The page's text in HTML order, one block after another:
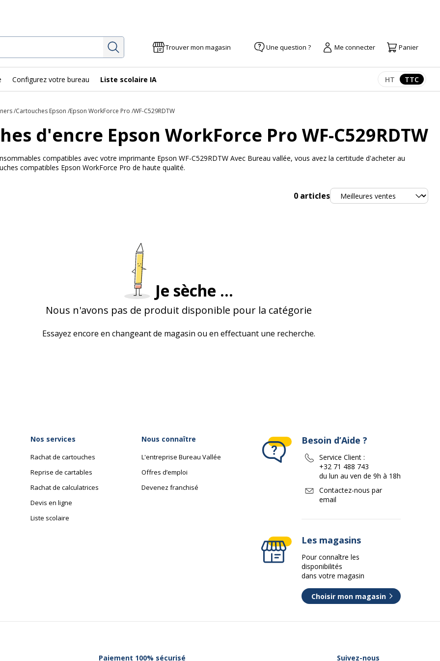
Rechercher Trouver mon magasin Une question ? Me connecter Panier
Configurez votre bureau Liste scolaire IA Afficher les
HT TTC
Cartouches Epson Epson WorkForce Pro WF-C529RDTW
d'encre Epson WorkForce Pro WF-C529RDTW
compatibles avec votre imprimante Epson WF-C529RDTW Avec Bureau vallée, vous avez la certitude d'acheter au
compatibles Epson WorkForce Pro de haute qualité.
0 articlesTrier
Je sèche ...
Nous n'avons pas de produit disponible pour la catégorie
Essayez encore en changeant de magasin ou en effectuant une recherche.
Nos services
Rachat de cartouches
Reprise de cartables
Rachat de calculatrices
Devis en ligne
Liste scolaire
Nous connaître
L'entreprise Bureau Vallée
Offres d’emploi
Devenez franchisé
Besoin d’Aide ?
Service Client :
+32 71 488 743
du lun au ven de 9h à 18h
Contactez-nous par
email
Les magasins
Pour connaître les
disponibilités
dans votre magasin
Choisir mon magasin
Paiement 100% sécurisé Suivez-nous